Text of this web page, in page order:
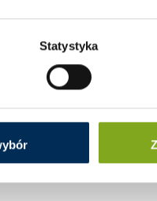
Statystyka